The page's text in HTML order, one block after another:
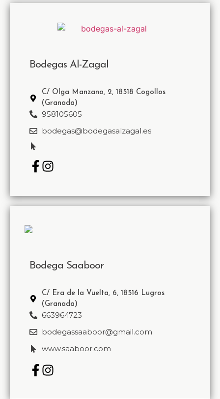
Bodegas Al-Zagal
C/ Olga Manzano, 2, 18518 Cogollos
(Granada)
958105605
bodegas@bodegasalzagal.es
Bodega Saaboor
C/ Era de la Vuelta, 6, 18516 Lugros
(Granada)
663964723
bodegassaaboor@gmail.com
www.saaboor.com